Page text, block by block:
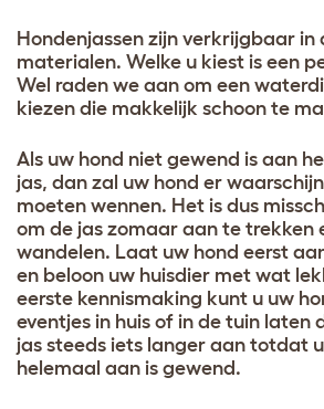
Hondenjassen zijn verkrijgbaar in
materialen. Welke u kiest is een
Wel raden we aan om een
kiezen die makkelijk schoon te
Als uw hond niet gewend is aan
jas, dan zal uw hond er
moeten wennen. Het is dus
om de jas zomaar aan te trekken
wandelen. Laat uw hond eerst
en beloon uw huisdier met wat
eerste kennismaking kunt u uw
eventjes in huis of in de tuin laten
jas steeds iets langer aan totdat
helemaal aan is gewend.